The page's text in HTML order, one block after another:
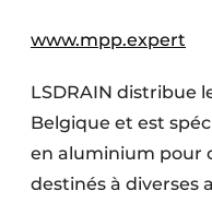
www.mpp.expert
LSDRAIN distribue
Belgique et est
en aluminium pour
destinés à diverses